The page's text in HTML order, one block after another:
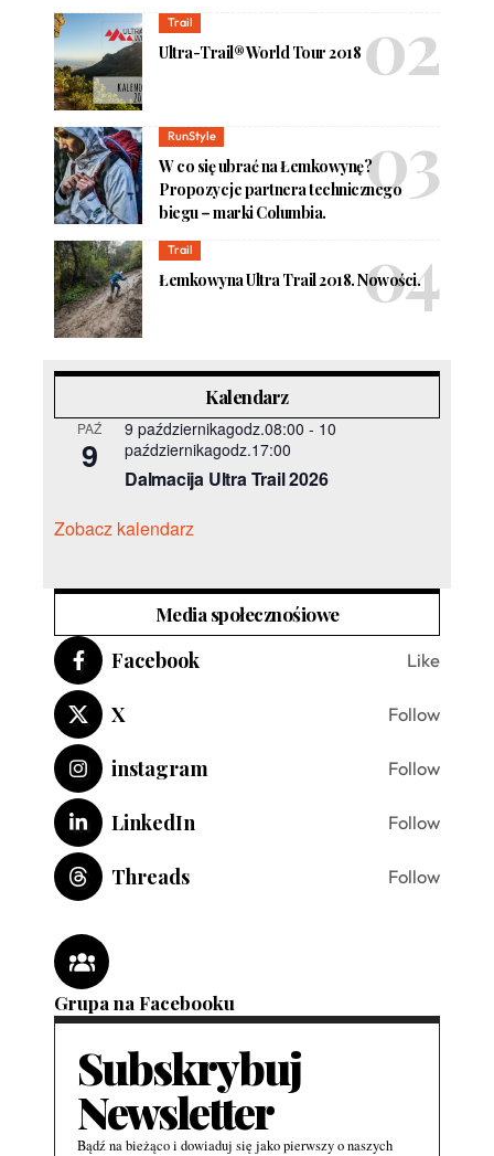
Trail
Ultra-Trail® World Tour 2018
RunStyle
W co się ubrać na Łemkowynę?
Propozycje partnera technicznego
biegu – marki Columbia.
Trail
Łemkowyna Ultra Trail 2018. Nowości.
Kalendarz
PAŹ
9
9 październikagodz.08:00 - 10
październikagodz.17:00
Dalmacija Ultra Trail 2026
Zobacz kalendarz
Media społecznośiowe
Facebook Like
X Follow
instagram Follow
LinkedIn Follow
Threads Follow
Grupa na Facebooku
Subskrybuj
Newsletter
Bądź na bieżąco i dowiaduj się jako pierwszy o naszych